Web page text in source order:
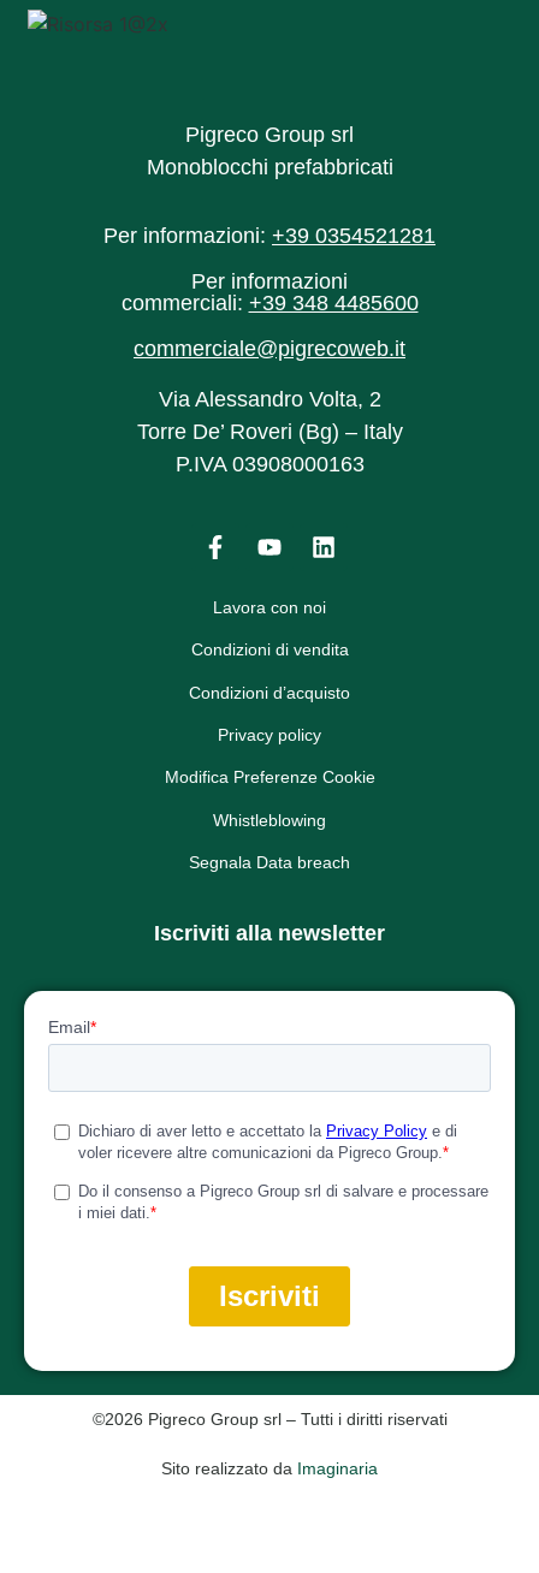
Pigreco Group srl
Monoblocchi prefabbricati
Per informazioni: +39 0354521281
Per informazioni
commerciali: +39 348 4485600‬
commerciale@pigrecoweb.it
Via Alessandro Volta, 2
Torre De’ Roveri (Bg) – Italy
P.IVA 03908000163
Lavora con noi
Condizioni di vendita
Condizioni d’acquisto
Privacy policy
Modifica Preferenze Cookie
Whistleblowing
Segnala Data breach
Iscriviti alla newsletter
©2026 Pigreco Group srl – Tutti i diritti riservati
Sito realizzato da Imaginaria